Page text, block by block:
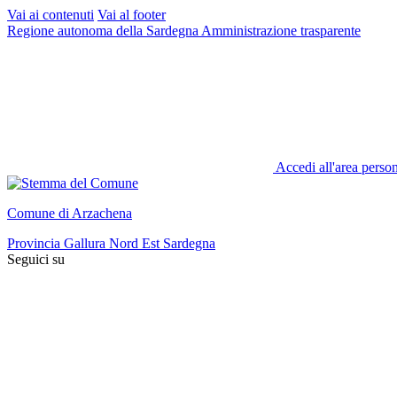
Vai ai contenuti Vai al footer
Regione autonoma della Sardegna Amministrazione trasparente
Accedi all'area
Comune di Arzachena
Provincia Gallura Nord Est Sardegna
Seguici su